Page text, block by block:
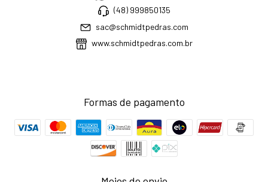
(48) 999850135
sac@schmidtpedras.com
www.schmidtpedras.com.br
Formas de pagamento